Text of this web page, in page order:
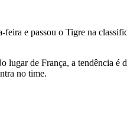
e passou o Tigre na
lugar de França, a tendência é
no time.